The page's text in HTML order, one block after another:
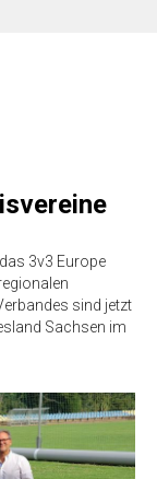
3v3 Europe
sind jetzt
Sachsen im